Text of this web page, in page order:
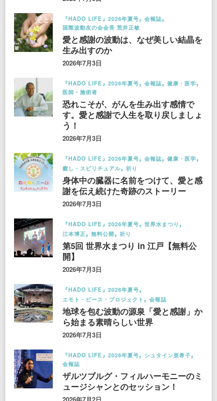
『HADO LIFE』2026年夏号
会報誌
国際波動友の会会長 荒井正敏
愛と感謝の波動は、なぜ美しい結晶を
生み出すのか
2026年7月3日
『HADO LIFE』2026年夏号 会報誌
健康・医学
医師・施術者
恐れこそが、がんを生み出す感情で
す。愛と感謝で人生を取り戻しましょ
う！
2026年7月3日
『HADO LIFE』2026年夏号 会報誌
健康・医学
癒し・スピリチュアル
祈り
身体中の臓器に名前をつけて、愛と感
謝を伝え続けた奇跡のストーリー
2026年7月3日
『HADO LIFE』2026年夏号
世界水まつり
江本博正
無料公開 祈り
第5回 世界水まつり in 江戸【無料公
開】
2026年7月3日
『HADO LIFE』2026年夏号
エモト・ピース・プロジェクト
会報誌
地球を包む波動の源泉「愛と感謝」か
ら始まる素晴らしい世界
2026年7月3日
『HADO LIFE』2026年夏号
シュタイン亜希子
会報誌
ザルツブルグ・フィルハーモニーのミ
ュージシャンとのセッション！